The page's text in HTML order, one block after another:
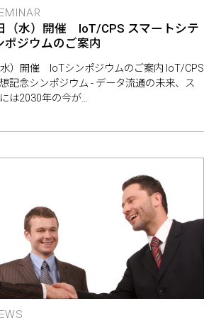
（水）開催 IoT/CPS スマートシテ
ポジウムのご案内
）開催 IoTシンポジウムのご案内 IoT/CPS
記念シンポジウム - データ流通の未来、ス
は2030年の今が…